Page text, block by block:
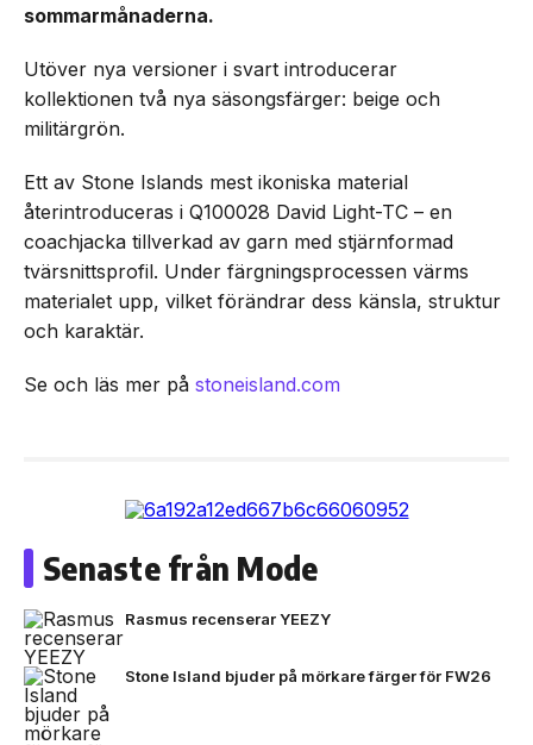
sommarmånaderna.
Utöver nya versioner i svart introducerar
kollektionen två nya säsongsfärger: beige och
militärgrön.
Ett av Stone Islands mest ikoniska material
återintroduceras i Q100028 David Light-TC – en
coachjacka tillverkad av garn med stjärnformad
tvärsnittsprofil. Under färgningsprocessen värms
materialet upp, vilket förändrar dess känsla, struktur
och karaktär.
Se och läs mer på stoneisland.com
Senaste från Mode
Rasmus recenserar YEEZY
Stone Island bjuder på mörkare färger för FW26